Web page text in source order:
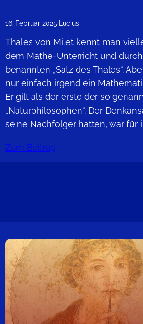
16. Februar 2025·Lucius
Thales von Milet kennt man
dem Mathe-Unterricht und
benannten „Satz des Thales“.
nur einfach irgend ein
Er gilt als der erste der so
„Naturphilosophen“. Der
seine Nachfolger hatten, war für
Zum Beitrag